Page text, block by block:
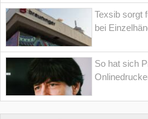
Texsib sorgt
bei
So hat sich